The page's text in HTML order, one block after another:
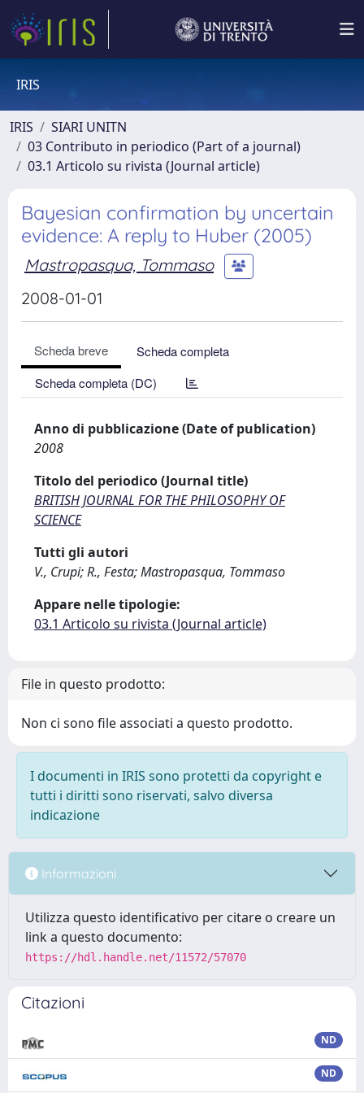
IRIS
IRIS
SIARI UNITN
03 Contributo in periodico (Part of a journal)
03.1 Articolo su rivista (Journal article)
Bayesian confirmation by uncertain
evidence: A reply to Huber (2005)
Mastropasqua, Tommaso
2008-01-01
Scheda breve
Scheda completa
Scheda completa (DC)
Anno di pubblicazione (Date of publication)
2008
Titolo del periodico (Journal title)
BRITISH JOURNAL FOR THE PHILOSOPHY OF
SCIENCE
Tutti gli autori
V., Crupi; R., Festa; Mastropasqua, Tommaso
Appare nelle tipologie:
03.1 Articolo su rivista (Journal article)
File in questo prodotto:
Non ci sono file associati a questo prodotto.
I documenti in IRIS sono protetti da copyright e
tutti i diritti sono riservati, salvo diversa
indicazione
Informazioni
Utilizza questo identificativo per citare o creare un
link a questo documento:
https://hdl.handle.net/11572/57070
Citazioni
ND
ND